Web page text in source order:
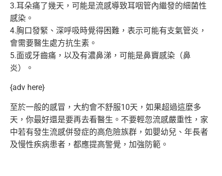
3.耳朵痛了幾天，可能是流感導致耳咽管內繼發的細菌性
感染。
4.胸口發緊、深呼吸時覺得困難，表示可能有支氣管炎，
會需要醫生處方抗生素。
5.面或牙齒痛，以及有濃鼻涕，可能是鼻竇感染（鼻
炎）。
{adv here}
至於一般的感冒，大約會不舒服10天，如果超過這麼多
天，你最好還是要再去看醫生。不要輕忽流感嚴重性，家
中若有發生流感併發症的高危險族群，如嬰幼兒、年長者
及慢性疾病患者，都應提高警覺， 加強防範。